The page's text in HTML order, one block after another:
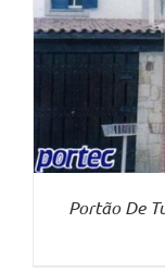
Portão De